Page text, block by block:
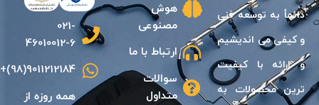
دائمأ به توسعه فنى
و كيفی مى انديشیم
و ارائه با كيفيت
ترين محصولات به
هوش
مصنوعی
ارتباط با ما
سوالات
متداول
021-
46010012-6
9011212184(98)+
همه روزه از